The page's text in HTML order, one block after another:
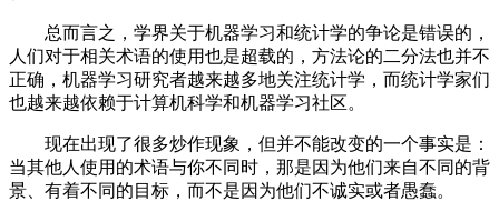
总而言之，学界关于机器学习和统计学的争论是错误的，
人们对于相关术语的使用也是超载的，方法论的二分法也并不
正确，机器学习研究者越来越多地关注统计学，而统计学家们
也越来越依赖于计算机科学和机器学习社区。
现在出现了很多炒作现象，但并不能改变的一个事实是：
当其他人使用的术语与你不同时，那是因为他们来自不同的背
景、有着不同的目标，而不是因为他们不诚实或者愚蠢。